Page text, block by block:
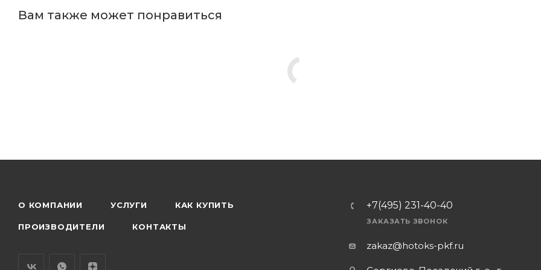
Вам также может понравиться
О КОМПАНИИ УСЛУГИ КАК КУПИТЬ
ПРОИЗВОДИТЕЛИ КОНТАКТЫ
+7(495) 231-40-40
ЗАКАЗАТЬ ЗВОНОК
zakaz@hotoks-pkf.ru